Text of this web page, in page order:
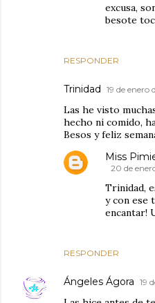
RESPONDER
excusa,
besote
Trinidad 19 de enero
Las he visto
hecho ni comido,
Besos y feliz
RESPONDER
Miss
20 de
Trinidad,
y con ese
encantar!
Ángeles Ágora 19